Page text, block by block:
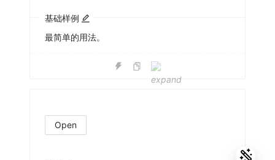
基础样例
最简单的用法。
Open